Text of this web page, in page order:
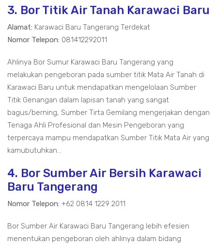
3. Bor Titik Air Tanah Karawaci Baru
Alamat: Karawaci Baru Tangerang Terdekat
Nomor Telepon: 081412292011
Ahlinya Bor Sumur Karawaci Baru Tangerang yang
melakukan pengeboran pada sumber titik Mata Air Tanah di
Karawaci Baru untuk mendapatkan mengelolaan Sumber
Titik Genangan dalam lapisan tanah yang sangat
bagus/berning, Sumber Tirta Gemilang mengerjakan dengan
Tenaga Ahli Profesional dan Mesin Pengeboran yang
terpercaya mampu mendapatkan Sumber Titik Mata Air yang
kamubutuhkan...
4. Bor Sumber Air Bersih Karawaci
Baru Tangerang
Nomor Telepon: +62 0814 1229 2011
Bor Sumber Air Karawaci Baru Tangerang lebih efesien
menentukan pengeboran oleh ahlinya dalam bidang